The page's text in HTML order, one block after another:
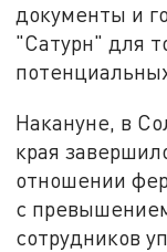
документы и
"Сатурн" для
Накануне, в
края
отношении
с
сотрудников